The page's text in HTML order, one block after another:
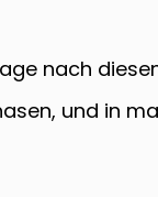
nach
und in